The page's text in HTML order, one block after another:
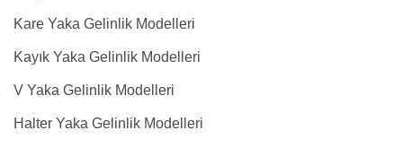
Kare Yaka Gelinlik Modelleri
Kayık Yaka Gelinlik Modelleri
V Yaka Gelinlik Modelleri
Halter Yaka Gelinlik Modelleri